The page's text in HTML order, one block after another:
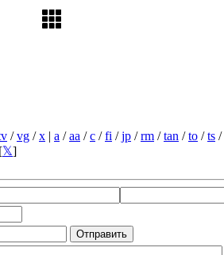
/vg /x | a /aa /c /fi /jp /rm /tan /to /ts /
𝕏]